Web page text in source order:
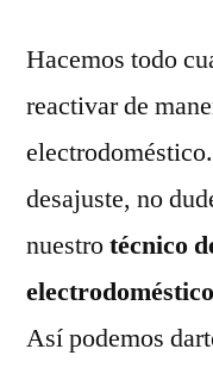
Hacemos todo
reactivar de
desajuste, no
nuestrotécnico
Así podemos